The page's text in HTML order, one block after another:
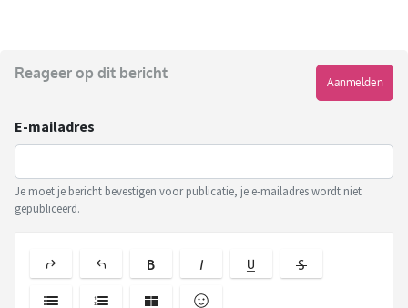
Reageer op dit bericht
Aanmelden
E-mailadres
Je moet je bericht bevestigen voor publicatie, je e-mailadres wordt niet
gepubliceerd.